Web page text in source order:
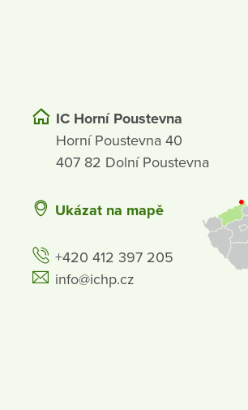
IC Horní Poustevna
Horní Poustevna 40
407 82 Dolní Poustevna
Ukázat na mapě
+420 412 397 205
info@ichp.cz